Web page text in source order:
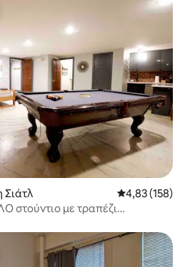
Σιάτλ Μέση
4,83 (158)
στούντιο με τραπέζι